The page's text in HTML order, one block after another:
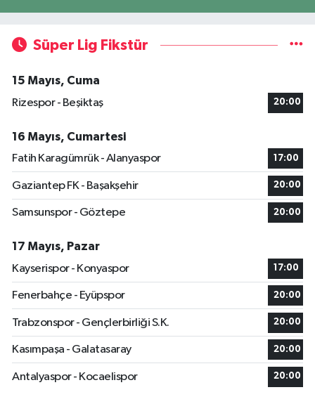
Süper Lig Fikstür
15 Mayıs, Cuma
Rizespor - Beşiktaş
20:00
16 Mayıs, Cumartesi
Fatih Karagümrük - Alanyaspor
17:00
Gaziantep FK - Başakşehir 20:00
Samsunspor - Göztepe 20:00
17 Mayıs, Pazar
Kayserispor - Konyaspor
17:00
Fenerbahçe - Eyüpspor 20:00
Trabzonspor - Gençlerbirliği S.K. 20:00
Kasımpaşa - Galatasaray 20:00
Antalyaspor - Kocaelispor 20:00